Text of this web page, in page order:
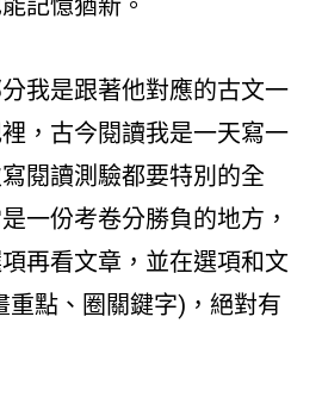
我是跟著他對應的古文一
，古今閱讀我是一天寫一
閱讀測驗都要特別的全
一份考卷分勝負的地方，
再看文章，並在選項和文
重點、圈關鍵字)，絕對有